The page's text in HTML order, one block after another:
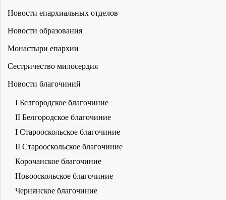
Новости епархиальных отделов
Новости образования
Монастыри епархии
Сестричество милосердия
Новости благочиний
I Белгородское благочиние
II Белгородское благочиние
I Старооскольское благочиние
II Старооскольское благочиние
Корочанское благочиние
Новооскольское благочиние
Чернянское благочиние